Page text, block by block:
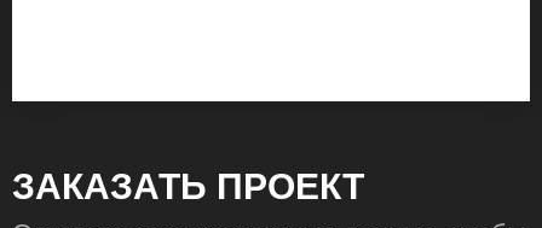
ЗАКАЗАТЬ ПРОЕКТ